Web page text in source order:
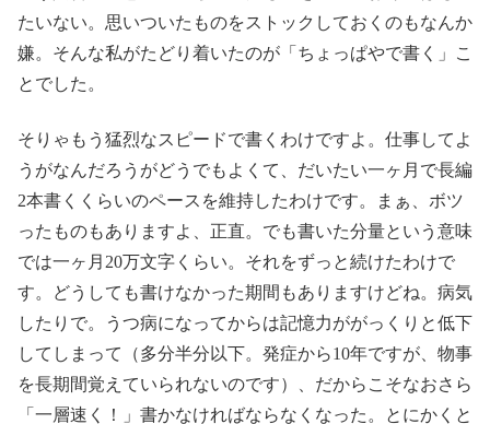
たいない。思いついたものをストックしておくのもなんか
嫌。そんな私がたどり着いたのが「ちょっぱやで書く」こ
とでした。
そりゃもう猛烈なスピードで書くわけですよ。仕事してよ
うがなんだろうがどうでもよくて、だいたい一ヶ月で長編
2本書くくらいのペースを維持したわけです。まぁ、ボツ
ったものもありますよ、正直。でも書いた分量という意味
では一ヶ月20万文字くらい。それをずっと続けたわけで
す。どうしても書けなかった期間もありますけどね。病気
したりで。うつ病になってからは記憶力ががっくりと低下
してしまって（多分半分以下。発症から10年ですが、物事
を長期間覚えていられないのです）、だからこそなおさら
「一層速く！」書かなければならなくなった。とにかくと